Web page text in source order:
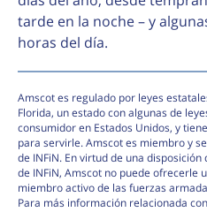
tarde en la noche – y
horas del día.
Amscot es regulado por leyes
Florida, un estado con algunas de
consumidor en Estados Unidos, y
para servirle. Amscot es miembro y
de INFiN. En virtud de una
de INFiN, Amscot no puede ofrecerle
miembro activo de las fuerzas
Para más información relacionada